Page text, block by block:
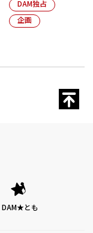
DAM独占
企画
DAM★とも